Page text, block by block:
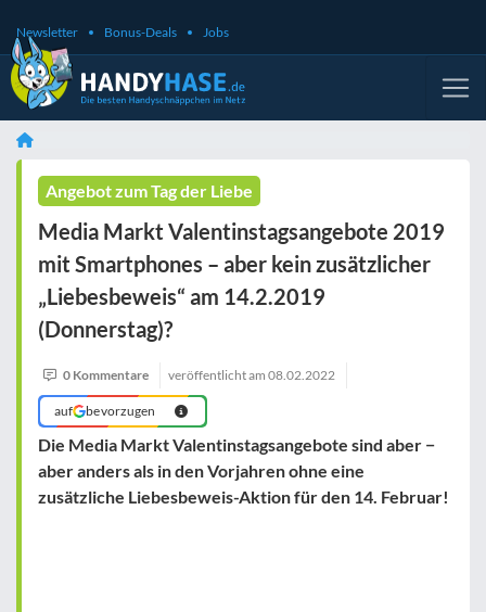
Newsletter Bonus-Deals Jobs
Angebot zum Tag der Liebe
Media Markt Valentinstagsangebote 2019
mit Smartphones – aber kein zusätzlicher
„Liebesbeweis“ am 14.2.2019
(Donnerstag)?
0 Kommentare veröffentlicht am 08.02.2022
auf bevorzugen
Die Media Markt Valentinstagsangebote sind aber −
aber anders als in den Vorjahren ohne eine
zusätzliche Liebesbeweis-Aktion für den 14. Februar!